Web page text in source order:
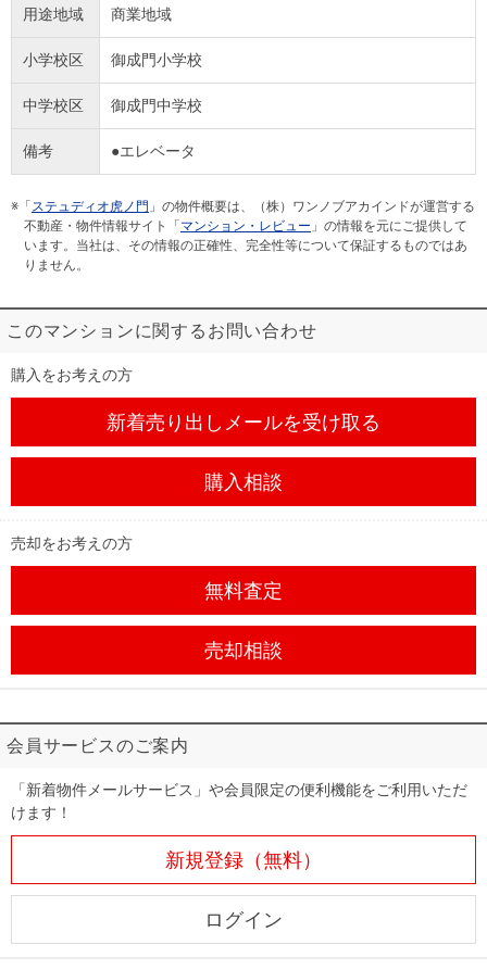
用途地域 商業地域
小学校区 御成門小学校
中学校区 御成門中学校
備考 ●エレベータ
※「 ステュディオ虎ノ門 」の物件概要は、（株）ワンノブアカインドが運営する
不動産・物件情報サイト「 マンション・レビュー 」の情報を元にご提供して
います。当社は、その情報の正確性、完全性等について保証するものではあ
りません。
このマンションに関するお問い合わせ
購入をお考えの方
新着売り出しメールを受け取る
購入相談
売却をお考えの方
無料査定
売却相談
会員サービスのご案内
「新着物件メールサービス」や会員限定の便利機能をご利用いただ
けます！
新規登録（無料）
ログイン